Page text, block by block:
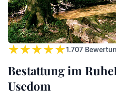
1.707
Bestattung im
Usedom